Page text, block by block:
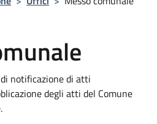
notificazione di atti
degli atti del Comune